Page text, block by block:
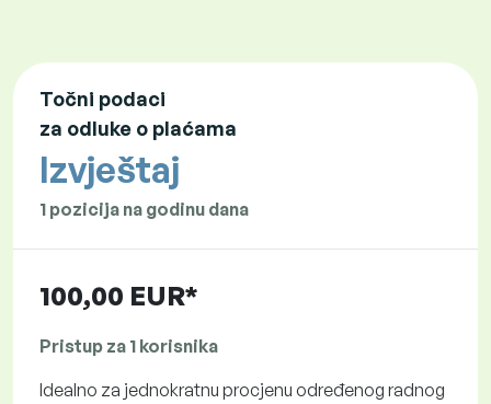
Točni podaci
za odluke o plaćama
Izvještaj
1 pozicija na godinu dana
100,00 EUR*
Pristup za 1 korisnika
Idealno za jednokratnu procjenu određenog radnog